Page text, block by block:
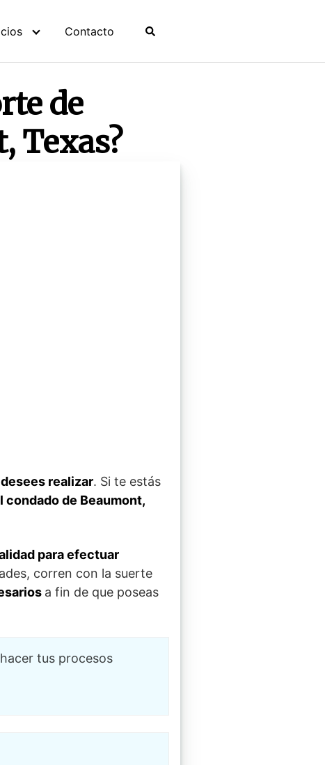
Contacto
de
Texas?
realizar. Si te estás
condado de Beaumont,
para efectuar
corren con la suerte
a fin de que poseas
tus procesos